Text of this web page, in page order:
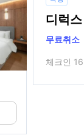
디럭
무료취소
체크인